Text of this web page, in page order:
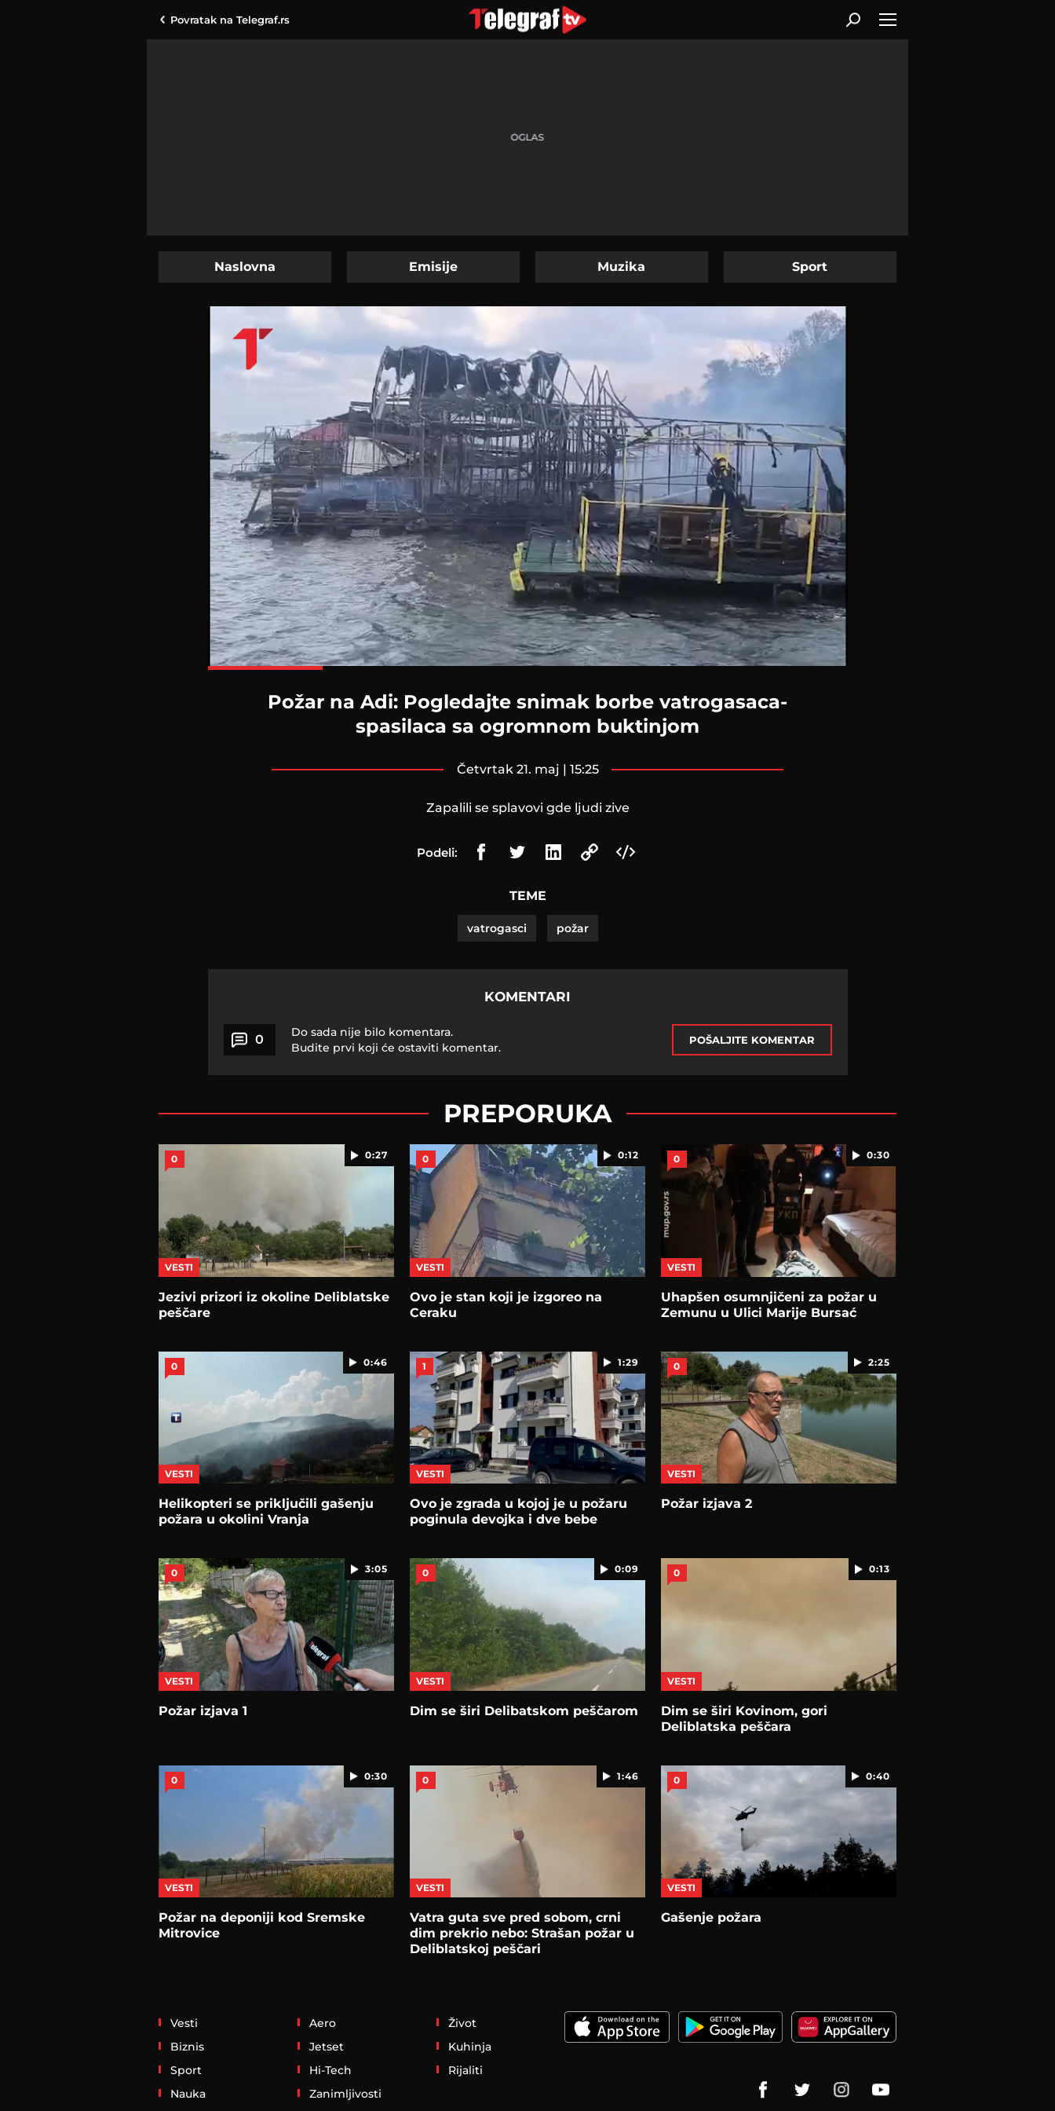
Povratak na Telegraf.rs
Naslovna Emisije Muzika Sport
Požar na Adi: Pogledajte snimak borbe vatrogasaca-
spasilaca sa ogromnom buktinjom
četvrtak 21. maj | 15:25
Zapalili se splavovi gde ljudi zive
Podeli:
TEME
vatrogasci požar
KOMENTARI
0
Do sada nije bilo komentara.
Budite prvi koji će ostaviti komentar.
POŠALJITE KOMENTAR
PREPORUKA
0:27
0
VESTI
Jezivi prizori iz okoline Deliblatske
peščare
0:12
0
VESTI
Ovo je stan koji je izgoreo na
Ceraku
0:30
0
VESTI
Uhapšen osumnjičeni za požar u
Zemunu u Ulici Marije Bursać
0:46
0
VESTI
Helikopteri se priključili gašenju
požara u okolini Vranja
1:29
1
VESTI
Ovo je zgrada u kojoj je u požaru
poginula devojka i dve bebe
2:25
0
VESTI
Požar izjava 2
3:05
0
VESTI
Požar izjava 1
0:09
0
VESTI
Dim se širi Delibatskom peščarom
0:13
0
VESTI
Dim se širi Kovinom, gori
Deliblatska peščara
0:30
0
VESTI
Požar na deponiji kod Sremske
Mitrovice
1:46
0
VESTI
Vatra guta sve pred sobom, crni
dim prekrio nebo: Strašan požar u
Deliblatskoj peščari
0:40
0
VESTI
Gašenje požara
Vesti
Biznis
Sport
Nauka
Aero
Jetset
Hi-Tech
Zanimljivosti
Život
Kuhinja
Rijaliti